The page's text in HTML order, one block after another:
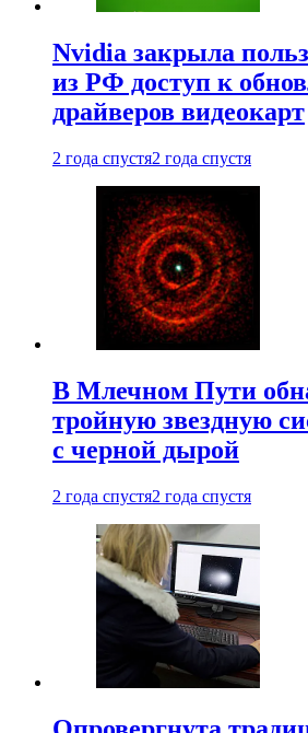
Nvidia закрыла
из РФ доступ к
драйверов видеокарт
2 года спустя2 года спустя
В Млечном Пути
тройную звездную
с черной дырой
2 года спустя2 года спустя